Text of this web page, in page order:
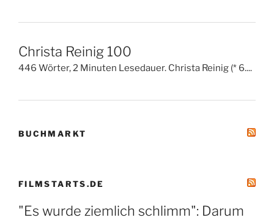
Christa Reinig 100
446 Wörter, 2 Minuten Lesedauer. Christa Reinig (* 6....
BUCHMARKT
FILMSTARTS.DE
"Es wurde ziemlich schlimm": Darum